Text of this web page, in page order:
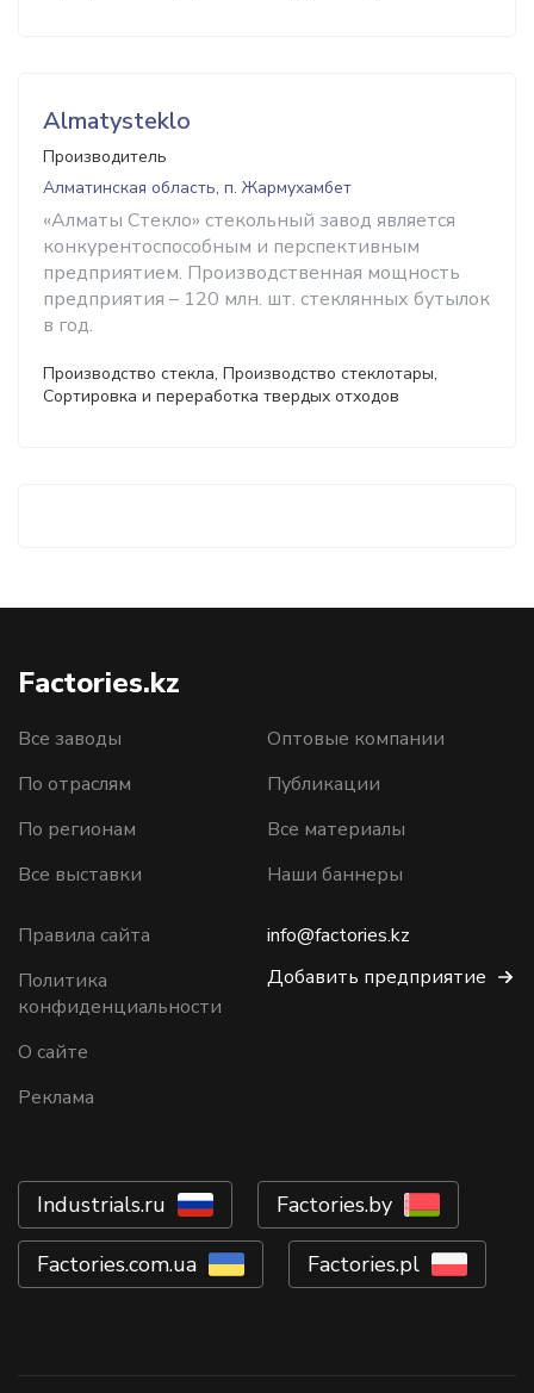
Almatysteklo
Производитель
Алматинская область, п. Жармухамбет
«Алматы Стекло» стекольный завод является
конкурентоспособным и перспективным
предприятием. Производственная мощность
предприятия – 120 млн. шт. стеклянных бутылок
в год.
Производство стекла, Производство стеклотары,
Сортировка и переработка твердых отходов
Factories.kz
Все заводы
По отраслям
По регионам
Все выставки
Оптовые компании
Публикации
Все материалы
Наши баннеры
Правила сайта
Политика
конфиденциальности
О сайте
Реклама
info@factories.kz
Добавить предприятие
Industrials.ru Factories.by
Factories.com.ua Factories.pl